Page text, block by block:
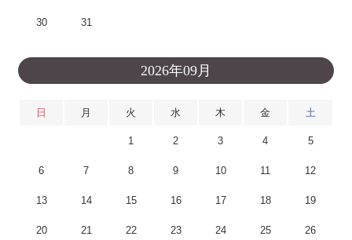
30 31
2026年09月
日 月 火 水 木 金 土
1 2 3 4 5
6 7 8 9 10 11 12
13 14 15 16 17 18 19
20 21 22 23 24 25 26